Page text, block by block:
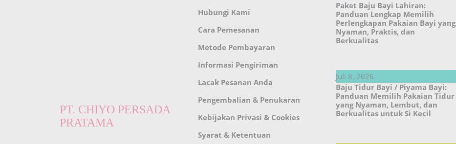
PT. CHIYO PERSADA
PRATAMA
Hubungi Kami
Cara Pemesanan
Metode Pembayaran
Informasi Pengiriman
Lacak Pesanan Anda
Pengembalian & Penukaran
Kebijakan Privasi & Cookies
Syarat & Ketentuan
Paket Baju Bayi Lahiran:
Panduan Lengkap Memilih
Perlengkapan Pakaian Bayi yang
Nyaman, Praktis, dan
Berkualitas
Juli 8, 2026
Baju Tidur Bayi / Piyama Bayi:
Panduan Memilih Pakaian Tidur
yang Nyaman, Lembut, dan
Berkualitas untuk Si Kecil